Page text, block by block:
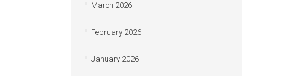
March 2026
February 2026
January 2026